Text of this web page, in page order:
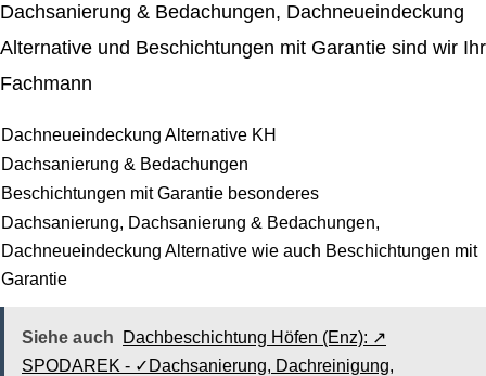
Dachsanierung & Bedachungen, Dachneueindeckung
Alternative und Beschichtungen mit Garantie sind wir Ihr
Fachmann
Dachneueindeckung Alternative KH
Dachsanierung & Bedachungen
Beschichtungen mit Garantie besonderes
Dachsanierung, Dachsanierung & Bedachungen,
Dachneueindeckung Alternative wie auch Beschichtungen mit
Garantie
Siehe auch
Dachbeschichtung Höfen (Enz): ↗️
SPODAREK - ✓Dachsanierung, Dachreinigung,